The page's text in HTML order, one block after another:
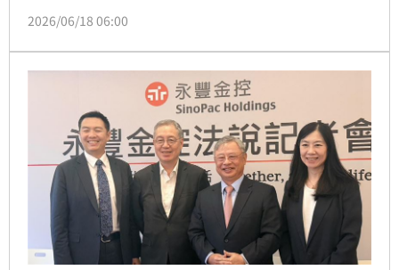
正式簽署三年合作備忘錄（MOU），承諾在 2026 至
參訪 SOSORO 貨幣博物館。
2026/06/18 06:00